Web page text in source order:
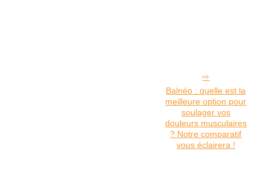
Balnéo : quelle est la
meilleure option pour
soulager vos
douleurs musculaires
? Notre comparatif
vous éclairera !